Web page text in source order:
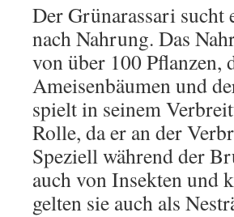
Der Grünarassari sucht
nach Nahrung. Das
von über 100 Pflanzen,
Ameisenbäumen und
spielt in seinem
Rolle, da er an der
Speziell während der
auch von Insekten und
gelten sie auch als